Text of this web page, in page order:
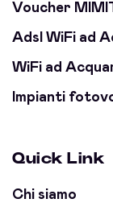
Voucher
Adsl WiFi ad
WiFi ad
Impianti
Quick Link
Chi siamo